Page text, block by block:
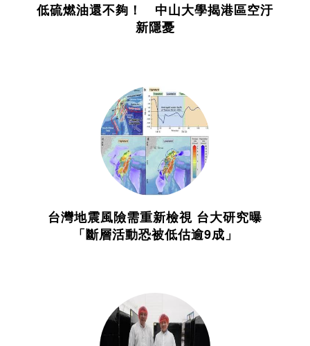
低硫燃油還不夠！ 中山大學揭港區空汙
新隱憂
台灣地震風險需重新檢視 台大研究曝
「斷層活動恐被低估逾9成」